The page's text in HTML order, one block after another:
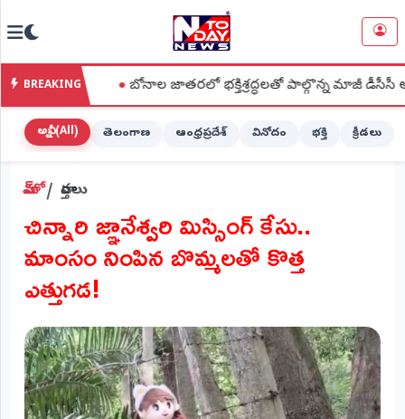
హోమ్
(Home)
STREAMING
లైవ్
టీవీ
(Live
TV)
లైవ్
రేడియో
(Live
Radio)
BREAKING
●బోనాల జాతరలో భక్తిశ్రద్ధలతో పాల్గొన్న మాజీ డీసీసీ అధ్యక్షురాలు
అన్నీ (All) తెలంగాణ ఆంధ్రప్రదేశ్ వినోదం భక్తి క్రీడలు
హోమ్ వార్తలు
చిన్నారి జ్ఞానేశ్వరి మిస్సింగ్ కేసు..
మాంసం నింపిన బొమ్మలతో కొత్త
ఎత్తుగడ!